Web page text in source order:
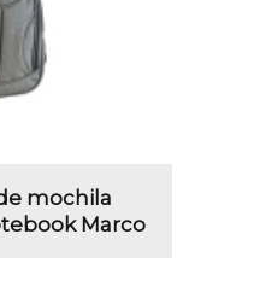
mochila
Marco